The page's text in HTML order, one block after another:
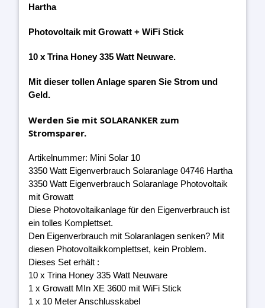
Hartha
Photovoltaik mit Growatt + WiFi Stick
10 x Trina Honey 335 Watt Neuware.
Mit dieser tollen Anlage sparen Sie Strom und
Geld.
Werden Sie mit SOLARANKER zum
Stromsparer.
Artikelnummer: Mini Solar 10
3350 Watt Eigenverbrauch Solaranlage 04746 Hartha
3350 Watt Eigenverbrauch Solaranlage Photovoltaik
mit Growatt
Diese Photovoltaikanlage für den Eigenverbrauch ist
ein tolles Komplettset.
Den Eigenverbrauch mit Solaranlagen senken? Mit
diesen Photovoltaikkomplettset, kein Problem.
Dieses Set erhält :
10 x Trina Honey 335 Watt Neuware
1 x Growatt MIn XE 3600 mit WiFi Stick
1 x 10 Meter Anschlusskabel